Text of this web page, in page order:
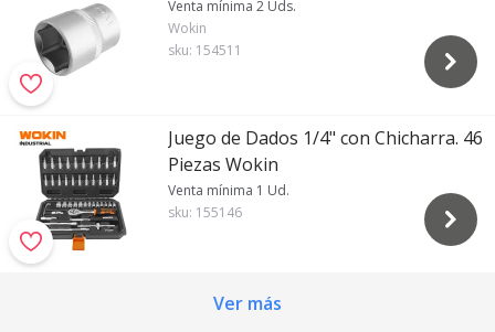
Venta mínima 2 Uds.
Wokin
sku: 154511
Juego de Dados 1/4" con Chicharra. 46
Piezas Wokin
Venta mínima 1 Ud.
sku: 155146
Ver más